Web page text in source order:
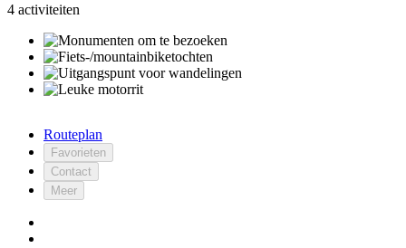
4 activiteiten
Routeplan
Favorieten
Contact
Meer